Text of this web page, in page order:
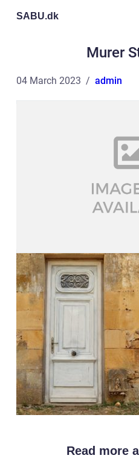
SABU.dk
Murer
04 March 2023 admin
Read more